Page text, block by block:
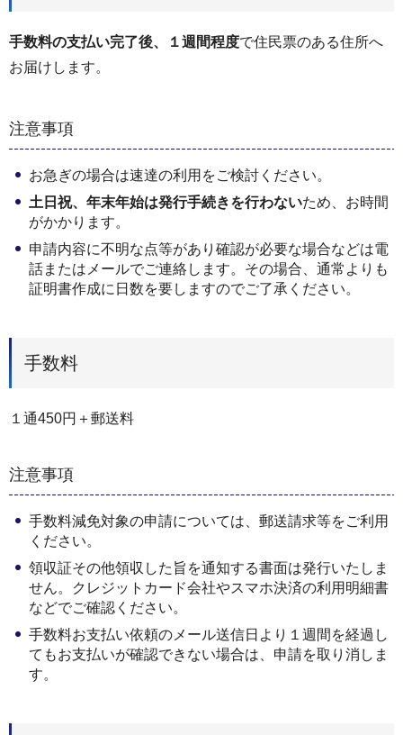
手数料の支払い完了後、１週間程度で住民票のある住所へ
お届けします。
注意事項
お急ぎの場合は速達の利用をご検討ください。
土日祝、年末年始は発行手続きを行わないため、お時間
がかかります。
申請内容に不明な点等があり確認が必要な場合などは電
話またはメールでご連絡します。その場合、通常よりも
証明書作成に日数を要しますのでご了承ください。
手数料
１通450円＋郵送料
注意事項
手数料減免対象の申請については、郵送請求等をご利用
ください。
領収証その他領収した旨を通知する書面は発行いたしま
せん。クレジットカード会社やスマホ決済の利用明細書
などでご確認ください。
手数料お支払い依頼のメール送信日より１週間を経過し
てもお支払いが確認できない場合は、申請を取り消しま
す。